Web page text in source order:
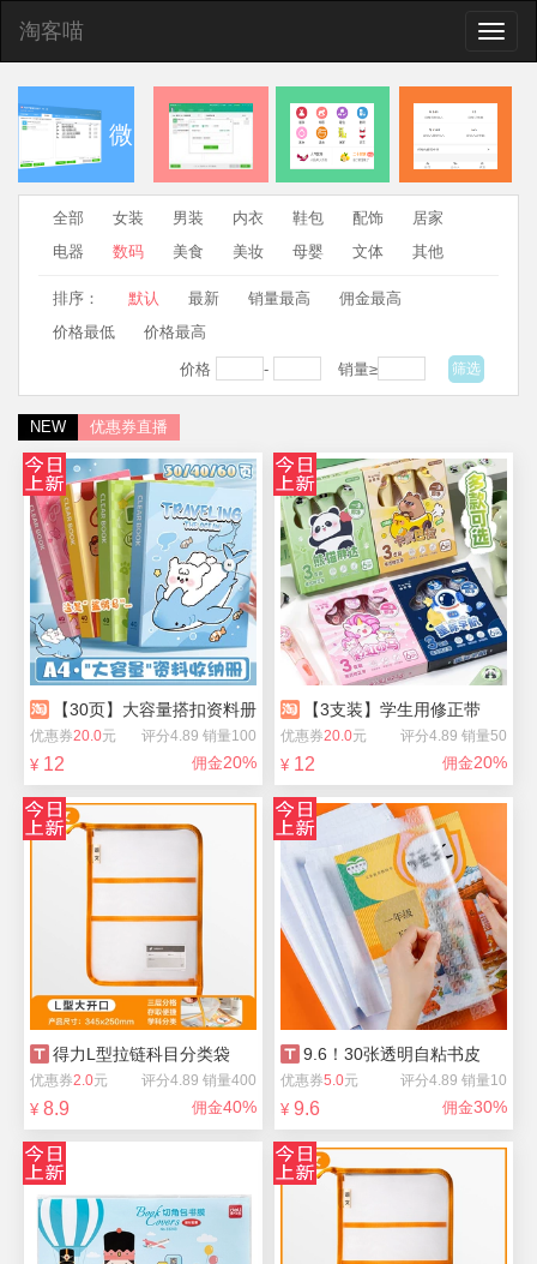
Toggle
淘客喵
微
信QQ发群
助手
查券返
利机器人
CMS优 合伙人
全部 女装 男装 内衣 鞋包 配饰
居家
电器
数码 美食 美妆 母婴 文体 其他
排序： 默认 最新 销量最高
佣金最高
价格最低
价格最高
价格
- 销量≥ 筛选
NEW 优惠券直播
【30页】大容量搭扣资料册
优惠券20.0元 评分4.89 销量100
¥ 12 佣金20%
【3支装】学生用修正带
优惠券20.0元 评分4.89 销量50
¥ 12 佣金20%
得力L型拉链科目分类袋
优惠券2.0元 评分4.89 销量400
¥ 8.9 佣金40%
9.6！30张透明自粘书皮
优惠券5.0元 评分4.89 销量10
¥ 9.6 佣金30%